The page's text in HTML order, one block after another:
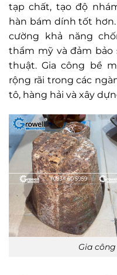
tạp chất, tạo độ
hàn bám dính tốt
cường khả năng
thẩm mỹ và đảm
thuật. Gia công bề
rộng rãi trong các
tô, hàng hải và xây
Gia